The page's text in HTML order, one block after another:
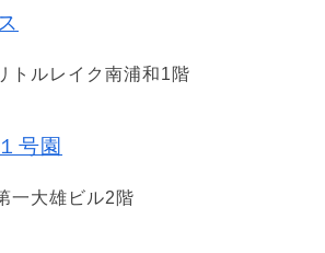
トルレイク南浦和1階
号園
一大雄ビル2階